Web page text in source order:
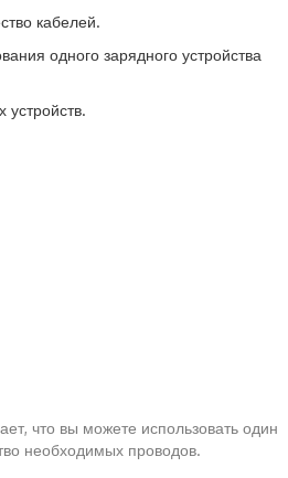
кабелей.
одного зарядного устройства
что вы можете использовать один
необходимых проводов.